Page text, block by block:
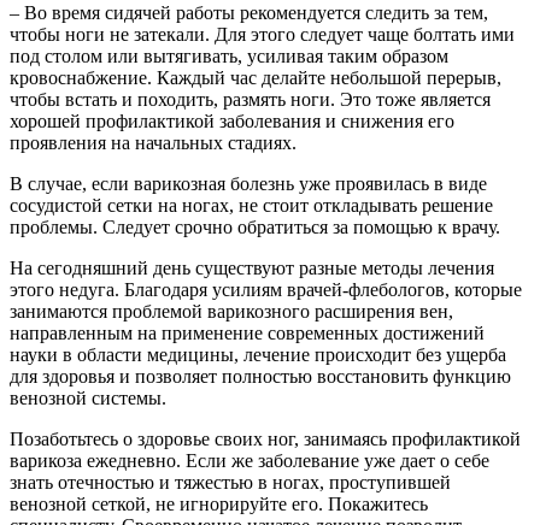
– Во время сидячей работы рекомендуется следить за тем,
чтобы ноги не затекали. Для этого следует чаще болтать ими
под столом или вытягивать, усиливая таким образом
кровоснабжение. Каждый час делайте небольшой перерыв,
чтобы встать и походить, размять ноги. Это тоже является
хорошей профилактикой заболевания и снижения его
проявления на начальных стадиях.
В случае, если варикозная болезнь уже проявилась в виде
сосудистой сетки на ногах, не стоит откладывать решение
проблемы. Следует срочно обратиться за помощью к врачу.
На сегодняшний день существуют разные методы лечения
этого недуга. Благодаря усилиям врачей-флебологов, которые
занимаются проблемой варикозного расширения вен,
направленным на применение современных достижений
науки в области медицины, лечение происходит без ущерба
для здоровья и позволяет полностью восстановить функцию
венозной системы.
Позаботьтесь о здоровье своих ног, занимаясь профилактикой
варикоза ежедневно. Если же заболевание уже дает о себе
знать отечностью и тяжестью в ногах, проступившей
венозной сеткой, не игнорируйте его. Покажитесь